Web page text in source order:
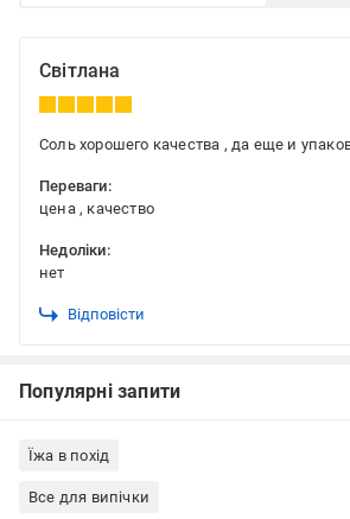
Світлана
Соль хорошего качества , да еще и
Переваги:
цена , качество
Недоліки:
нет
Відповісти
Популярні запити
Їжа в похід
Все для випічки